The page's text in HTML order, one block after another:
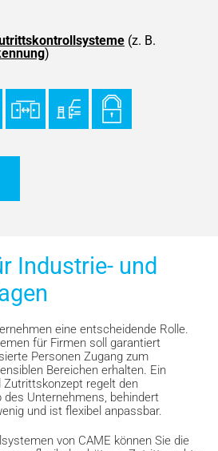
(z. B.
)
Industrie- und
eine entscheidende Rolle.
für Firmen soll garantiert
Personen Zugang zum
Bereichen erhalten. Ein
regelt den
des Unternehmens, behindert
und ist flexibel anpassbar.
von CAME können Sie die